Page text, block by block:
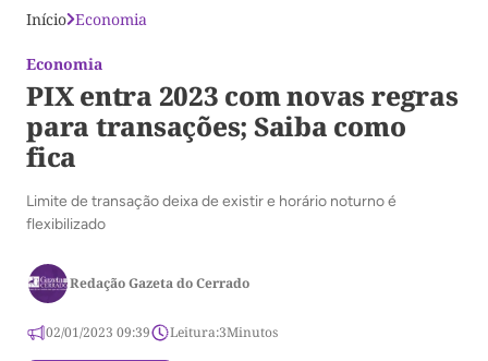
Início Economia
Economia
PIX entra 2023 com novas regras
para transações; Saiba como
fica
Limite de transação deixa de existir e horário noturno é
flexibilizado
Redação Gazeta do Cerrado
02/01/2023 09:39 Leitura:3Minutos